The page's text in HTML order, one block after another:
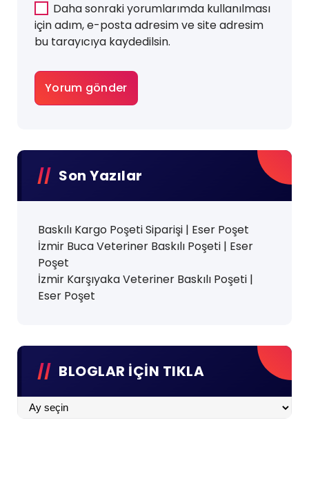
Daha sonraki yorumlarımda kullanılması
için adım, e-posta adresim ve site adresim
bu tarayıcıya kaydedilsin.
Son Yazılar
Baskılı Kargo Poşeti Siparişi | Eser Poşet
İzmir Buca Veteriner Baskılı Poşeti | Eser
Poşet
İzmir Karşıyaka Veteriner Baskılı Poşeti |
Eser Poşet
BLOGLAR İÇİN TIKLA
BLOGLAR